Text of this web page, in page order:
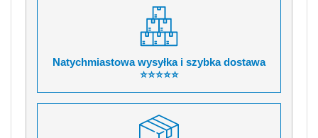
Natychmiastowa wysyłka i szybka dostawa
⭐⭐⭐⭐⭐